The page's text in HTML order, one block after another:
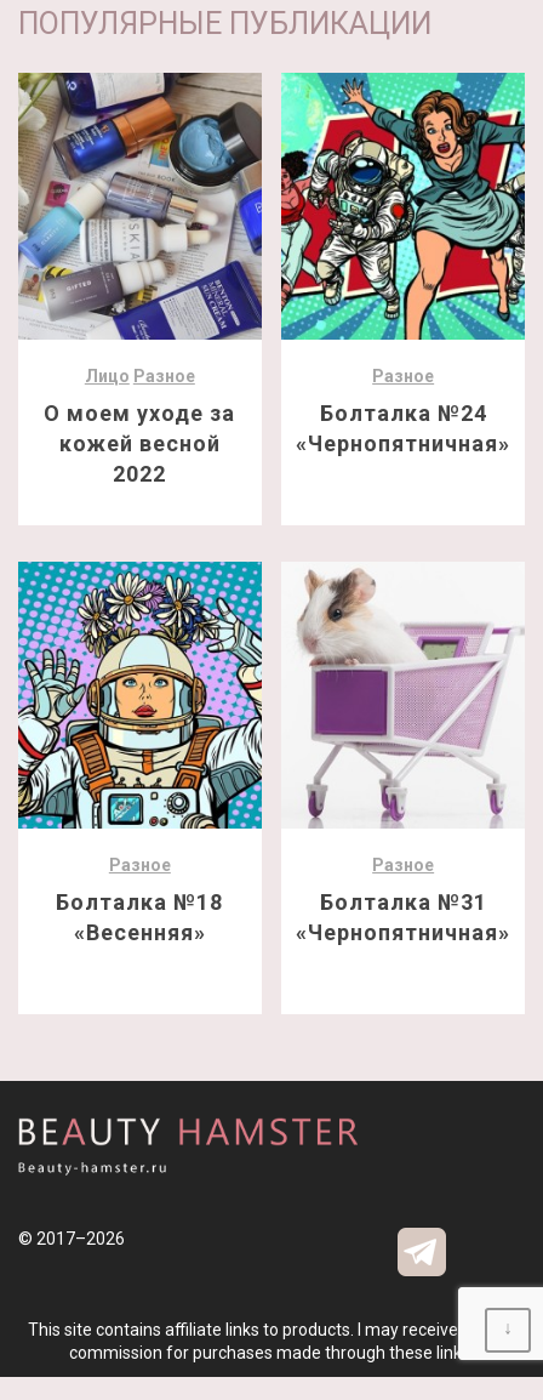
ПОПУЛЯРНЫЕ ПУБЛИКАЦИИ
Лицо Разное
О моем уходе за
кожей весной
2022
Разное
Болталка №24
«Чернопятничная»
Разное
Болталка №18
«Весенняя»
Разное
Болталка №31
«Чернопятничная»
© 2017–2026
This site contains affiliate links to products. I may receive a small
commission for purchases made through these links.
↓